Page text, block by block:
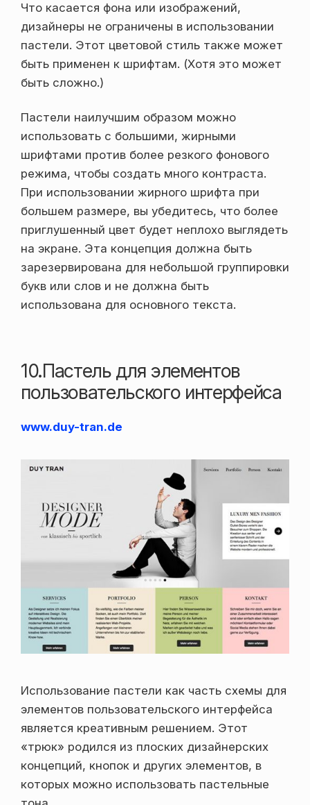
Что касается фона или изображений,
дизайнеры не ограничены в использовании
пастели. Этот цветовой стиль также может
быть применен к шрифтам. (Хотя это может
быть сложно.)
Пастели наилучшим образом можно
использовать с большими, жирными
шрифтами против более резкого фонового
режима, чтобы создать много контраста.
При использовании жирного шрифта при
большем размере, вы убедитесь, что более
приглушенный цвет будет неплохо выглядеть
на экране. Эта концепция должна быть
зарезервирована для небольшой группировки
букв или слов и не должна быть
использована для основного текста.
10.Пастель для элементов
пользовательского интерфейса
www.duy-tran.de
Использование пастели как часть схемы для
элементов пользовательского интерфейса
является креативным решением. Этот
«трюк» родился из плоских дизайнерских
концепций, кнопок и других элементов, в
которых можно использовать пастельные